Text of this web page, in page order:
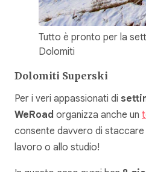
Tutto è pronto per la
Dolomiti
Dolomiti Superski
Per i veri appassionati di
WeRoad organizza anche un
consente davvero di staccare
lavoro o allo studio!